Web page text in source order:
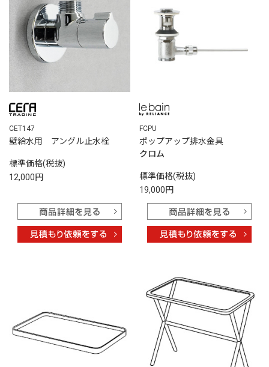
CET147
壁給水用 アングル止水栓
標準価格(税抜)
12,000円
FCPU
ポップアップ排水金具
クロム
標準価格(税抜)
19,000円